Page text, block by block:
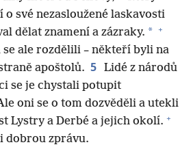
své nezasloužené laskavosti
dělat znamení a zázraky. * +
se ale rozdělili – někteří byli na
apoštolů. 5 Lidé z národů
se je chystali potupit
oni se o tom dozvěděli a utekli
Lystry a Derbé a jejich okolí. +
dobrou zprávu.